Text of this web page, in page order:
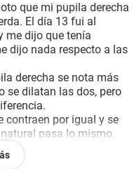
que mi pupila derecha
El día 13 fui al
me dijo que tenía
dijo nada respecto a las
derecha se nota más
se dilatan las dos, pero
contraen por igual y se
pasa lo mismo.
que estuve
"Optiben irritación